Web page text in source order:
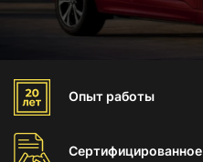
Опыт работы
Сертифицированное